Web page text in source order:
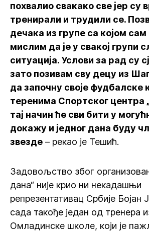
похвалио свакако све јер су
тренирали и трудили се.
дечака из групе са којом
мислим да је у свакој групи
ситуација. Услови за рад су
зато позивам сву децу из
да започну своје фудбалске
теренима Спортског центра
тај начин ће сви бити у
докажу и једног дана буду
звезде – рекао је Тешић.
Задовољство због
дана“ није крио ни некадашњи
репрезентативац Србије Бојан
сада такође један од тренера
Омладинске школе, који је